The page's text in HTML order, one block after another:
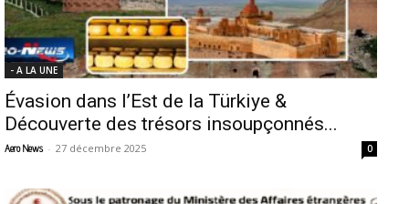
- A LA UNE
Évasion dans l’Est de la Türkiye &
Découverte des trésors insoupçonnés...
Aero News - 27 décembre 2025 0